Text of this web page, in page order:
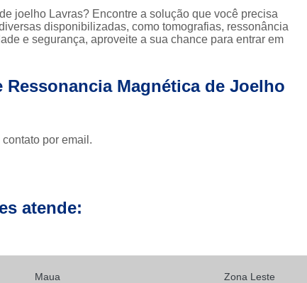
Clínica para Exames de
Clínicas para Exame de Tomografia da Face
Clínicas para Exame de
Clínicas para Exame de Tomografia Dental
Clínicas para Exame de
Exame de Imagem de
joelho Lavras? Encontre a solução que você precisa
disponibilizadas, como tomografias, ressonância
e segurança, aproveite a sua chance para entrar em
Magnética de Joelho
por email.
atende:
Maua Zona Leste